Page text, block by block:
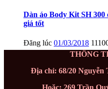
Dàn áo Body Kit SH 300
giá tốt
Đăng lúc 01/03/2018
THÔNG
Địa chỉ: 68/20
Hoặc: 269 Trần